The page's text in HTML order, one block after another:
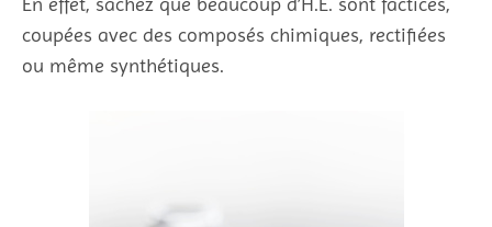
coupées avec des composés chimiques, rectifiées
ou même synthétiques.